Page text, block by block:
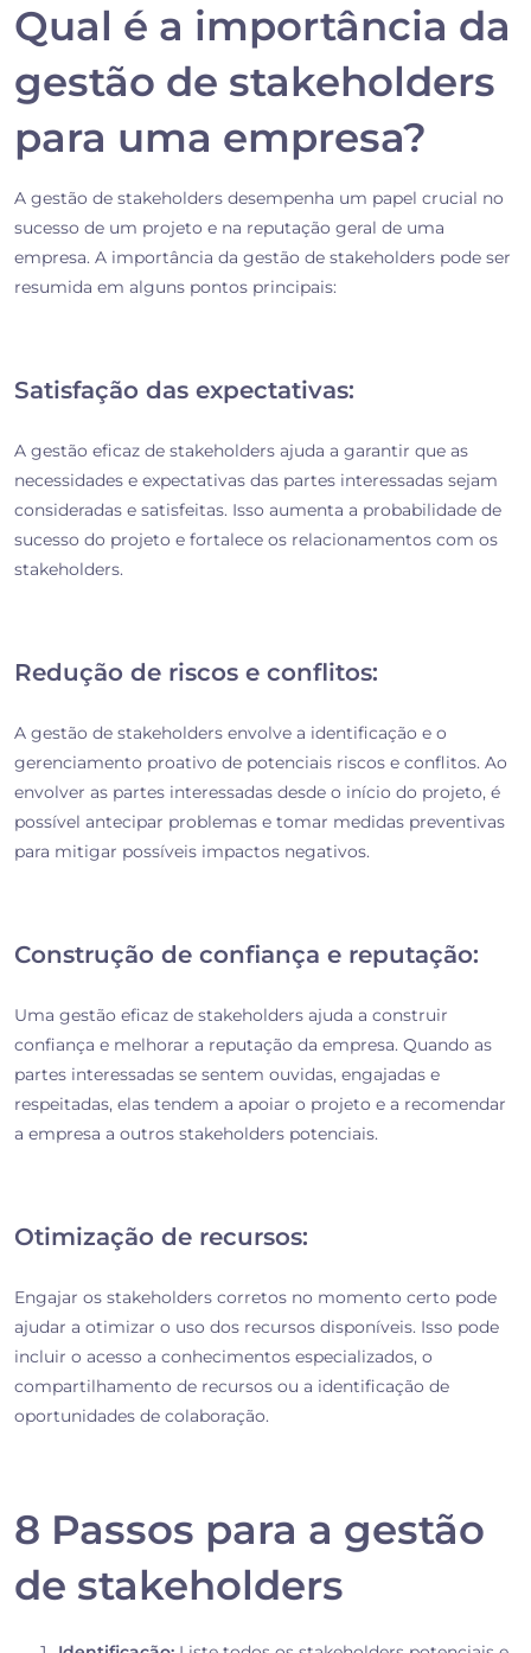
Qual é a importância da
gestão de stakeholders
para uma empresa?
A gestão de stakeholders desempenha um papel crucial no
sucesso de um projeto e na reputação geral de uma
empresa. A importância da gestão de stakeholders pode ser
resumida em alguns pontos principais:
Satisfação das expectativas:
A gestão eficaz de stakeholders ajuda a garantir que as
necessidades e expectativas das partes interessadas sejam
consideradas e satisfeitas. Isso aumenta a probabilidade de
sucesso do projeto e fortalece os relacionamentos com os
stakeholders.
Redução de riscos e conflitos:
A gestão de stakeholders envolve a identificação e o
gerenciamento proativo de potenciais riscos e conflitos. Ao
envolver as partes interessadas desde o início do projeto, é
possível antecipar problemas e tomar medidas preventivas
para mitigar possíveis impactos negativos.
Construção de confiança e reputação:
Uma gestão eficaz de stakeholders ajuda a construir
confiança e melhorar a reputação da empresa. Quando as
partes interessadas se sentem ouvidas, engajadas e
respeitadas, elas tendem a apoiar o projeto e a recomendar
a empresa a outros stakeholders potenciais.
Otimização de recursos:
Engajar os stakeholders corretos no momento certo pode
ajudar a otimizar o uso dos recursos disponíveis. Isso pode
incluir o acesso a conhecimentos especializados, o
compartilhamento de recursos ou a identificação de
oportunidades de colaboração.
8 Passos para a gestão
de stakeholders